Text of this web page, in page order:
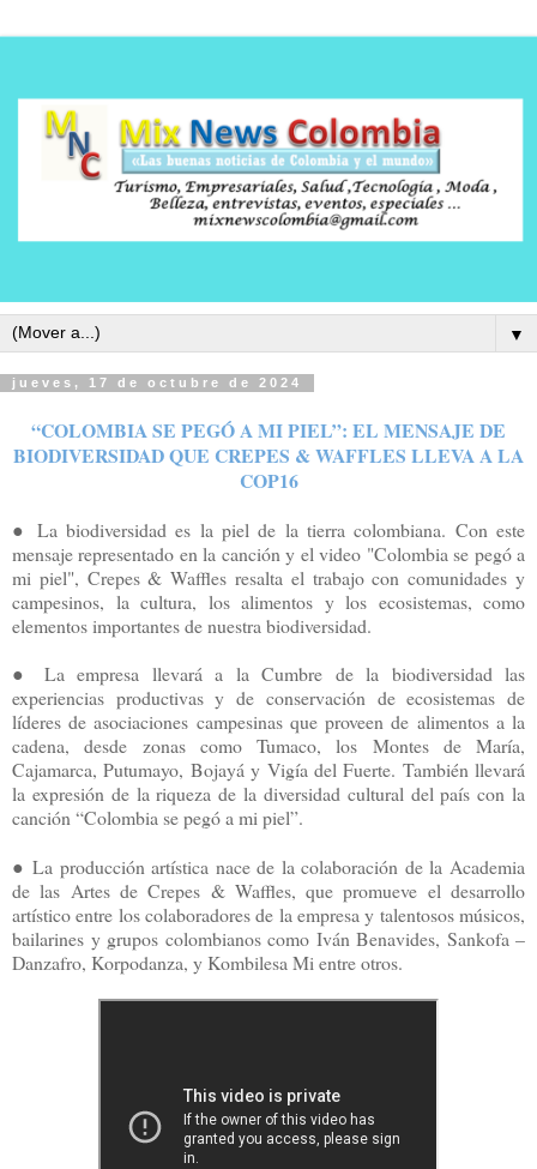
▼
jueves, 17 de octubre de 2024
“COLOMBIA SE PEGÓ A MI PIEL”: EL MENSAJE DE
BIODIVERSIDAD QUE CREPES & WAFFLES LLEVA A LA
COP16
● La biodiversidad es la piel de la tierra colombiana. Con este
mensaje representado en la canción y el video "Colombia se pegó a
mi piel", Crepes & Waffles resalta el trabajo con comunidades y
campesinos, la cultura, los alimentos y los ecosistemas, como
elementos importantes de nuestra biodiversidad.
● La empresa llevará a la Cumbre de la biodiversidad las
experiencias productivas y de conservación de ecosistemas de
líderes de asociaciones campesinas que proveen de alimentos a la
cadena, desde zonas como Tumaco, los Montes de María,
Cajamarca, Putumayo, Bojayá y Vigía del Fuerte. También llevará
la expresión de la riqueza de la diversidad cultural del país con la
canción “Colombia se pegó a mi piel”.
● La producción artística nace de la colaboración de la Academia
de las Artes de Crepes & Waffles, que promueve el desarrollo
artístico entre los colaboradores de la empresa y talentosos músicos,
bailarines y grupos colombianos como Iván Benavides, Sankofa –
Danzafro, Korpodanza, y Kombilesa Mi entre otros.